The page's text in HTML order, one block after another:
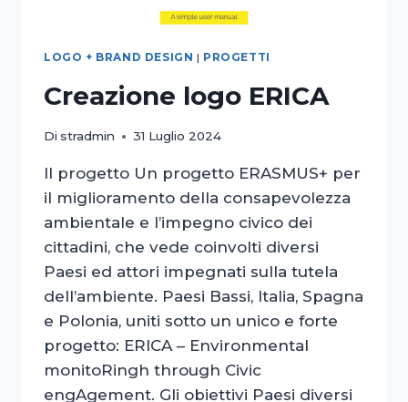
LOGO + BRAND DESIGN | PROGETTI
Creazione logo ERICA
Di stradmin 31 Luglio 2024
Il progetto Un progetto ERASMUS+ per
il miglioramento della consapevolezza
ambientale e l’impegno civico dei
cittadini, che vede coinvolti diversi
Paesi ed attori impegnati sulla tutela
dell’ambiente. Paesi Bassi, Italia, Spagna
e Polonia, uniti sotto un unico e forte
progetto: ERICA – Environmental
monitoRingh through Civic
engAgement. Gli obiettivi Paesi diversi